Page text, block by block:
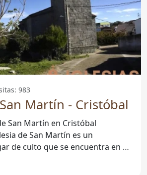
983
Martín - Cristóbal
San Martín en Cristóbal
de culto que se encuentra en el